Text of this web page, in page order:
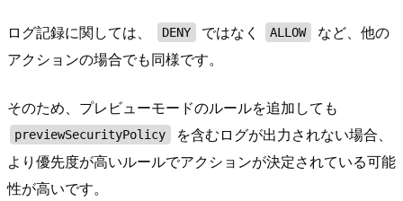
ログ記録に関しては、 DENY ではなく ALLOW
など、他の
アクションの場合でも同様です。
そのため、プレビューモードのルールを追加しても
previewSecurityPolicy
を含むログが出力されない場合、
より優先度が高いルールでアクションが決定されている可能
性が高いです。